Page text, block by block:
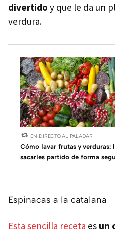
divertido y que le da un
verdura.
EN DIRECTO AL PALADAR
Cómo lavar frutas y
sacarles partido de forma
Espinacas a la catalana
Esta sencilla receta es un